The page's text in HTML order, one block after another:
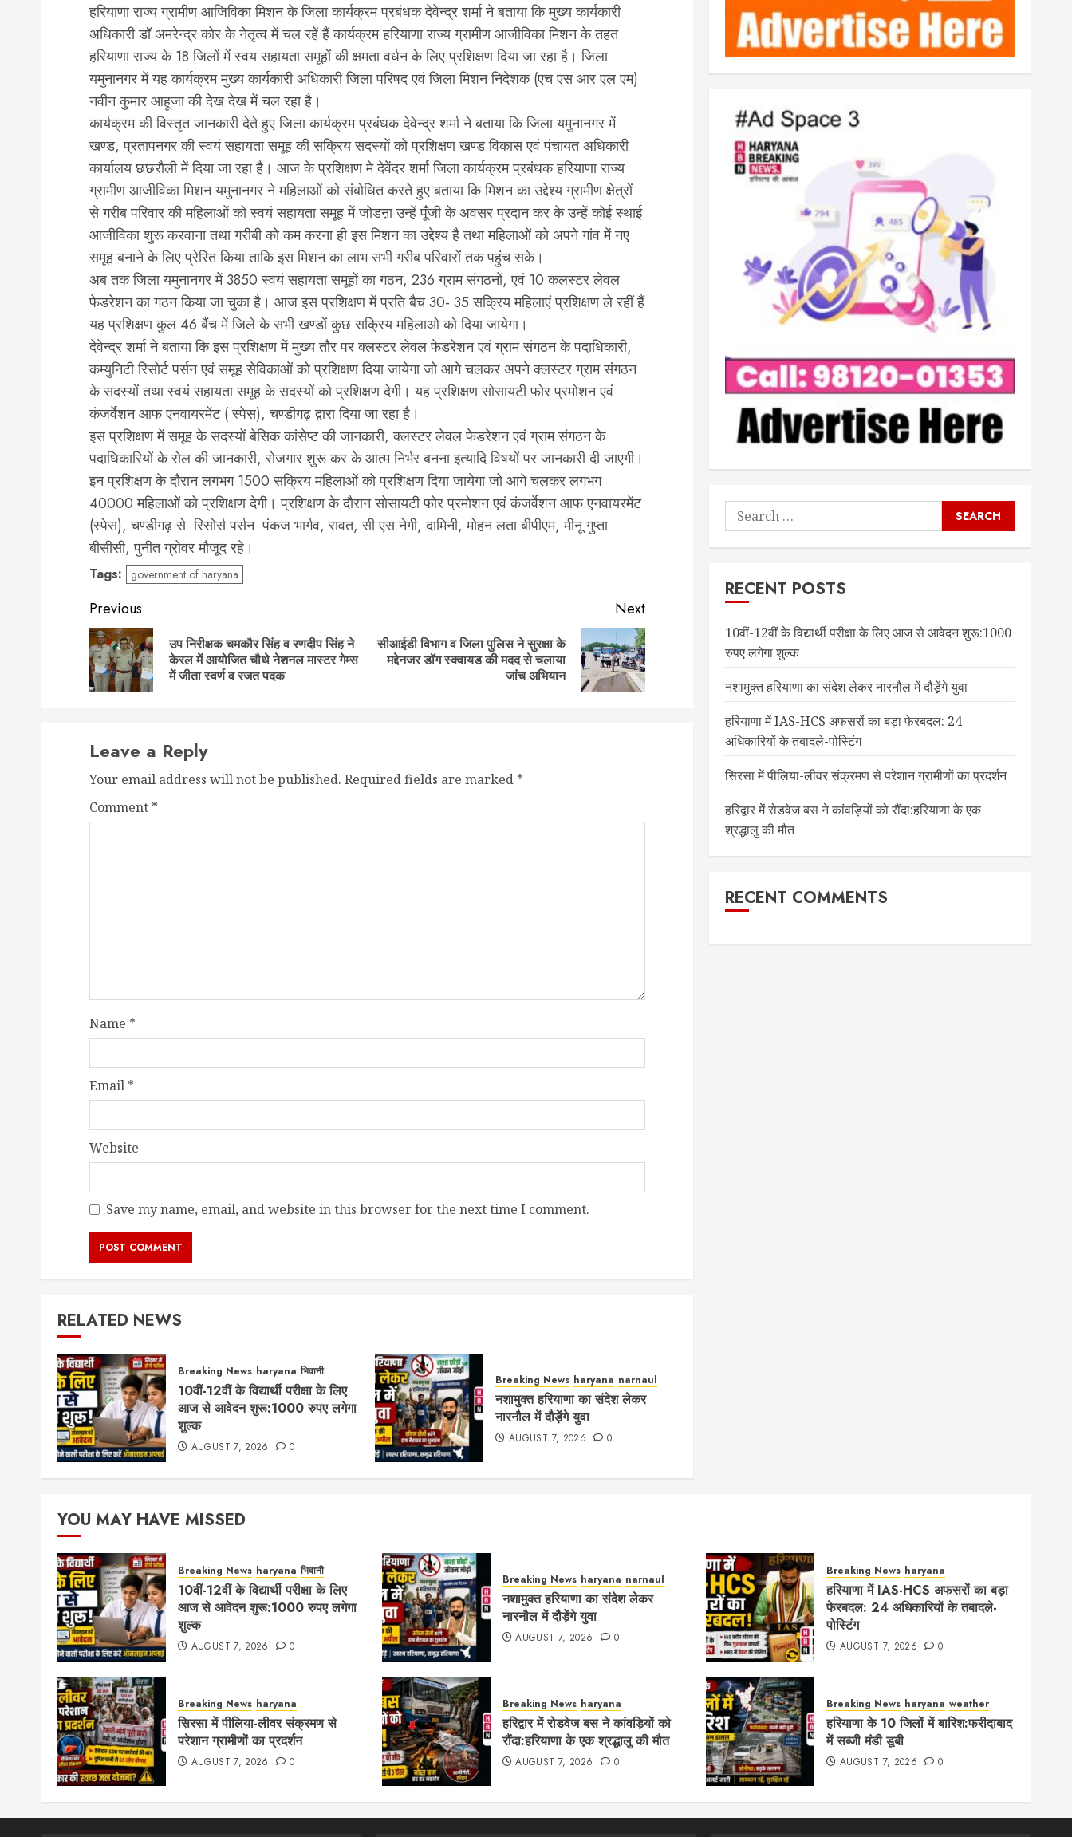
हरियाणा राज्य ग्रामीण आजिविका मिशन के जिला कार्यक्रम प्रबंधक देवेन्द्र शर्मा ने बताया कि मुख्य कार्यकारी
अधिकारी डॉ अमरेन्द्र कोर के नेतृत्व में चल रहें हैं कार्यक्रम हरियाणा राज्य ग्रामीण आजीविका मिशन के तहत
हरियाणा राज्य के 18 जिलों में स्वय सहायता समूहों की क्षमता वर्धन के लिए प्रशिक्षण दिया जा रहा है। जिला
यमुनानगर में यह कार्यक्रम मुख्य कार्यकारी अधिकारी जिला परिषद एवं जिला मिशन निदेशक (एच एस आर एल एम)
नवीन कुमार आहूजा की देख देख में चल रहा है।
कार्यक्रम की विस्तृत जानकारी देते हुए जिला कार्यक्रम प्रबंधक देवेन्द्र शर्मा ने बताया कि जिला यमुनानगर में
खण्ड, प्रतापनगर की स्वयं सहायता समूह की सक्रिय सदस्यों को प्रशिक्षण खण्ड विकास एवं पंचायत अधिकारी
कार्यालय छछरौली में दिया जा रहा है। आज के प्रशिक्षण मे देवेंदर शर्मा जिला कार्यक्रम प्रबंधक हरियाणा राज्य
ग्रामीण आजीविका मिशन यमुनानगर ने महिलाओं को संबोधित करते हुए बताया कि मिशन का उद्देश्य ग्रामीण क्षेत्रों
से गरीब परिवार की महिलाओं को स्वयं सहायता समूह में जोडऩा उन्हें पूँजी के अवसर प्रदान कर के उन्हें कोई स्थाई
आजीविका शुरू करवाना तथा गरीबी को कम करना ही इस मिशन का उद्देश्य है तथा महिलाओं को अपने गांव में नए
समूह बनाने के लिए प्रेरित किया ताकि इस मिशन का लाभ सभी गरीब परिवारों तक पहुंच सके।
अब तक जिला यमुनानगर में 3850 स्वयं सहायता समूहों का गठन, 236 ग्राम संगठनों, एवं 10 कलस्टर लेवल
फेडरेशन का गठन किया जा चुका है। आज इस प्रशिक्षण में प्रति बैच 30- 35 सक्रिय महिलाएं प्रशिक्षण ले रहीं हैं
यह प्रशिक्षण कुल 46 बैंच में जिले के सभी खण्डों कुछ सक्रिय महिलाओ को दिया जायेगा।
देवेन्द्र शर्मा ने बताया कि इस प्रशिक्षण में मुख्य तौर पर क्लस्टर लेवल फेडरेशन एवं ग्राम संगठन के पदाधिकारी,
कम्युनिटी रिसोर्ट पर्सन एवं समूह सेविकाओं को प्रशिक्षण दिया जायेगा जो आगे चलकर अपने क्लस्टर ग्राम संगठन
के सदस्यों तथा स्वयं सहायता समूह के सदस्यों को प्रशिक्षण देगी। यह प्रशिक्षण सोसायटी फोर प्रमोशन एवं
कंजर्वेशन आफ एनवायरमेंट ( स्पेस), चण्डीगढ़ द्वारा दिया जा रहा है।
इस प्रशिक्षण में समूह के सदस्यों बेसिक कांसेप्ट की जानकारी, क्लस्टर लेवल फेडरेशन एवं ग्राम संगठन के
पदाधिकारियों के रोल की जानकारी, रोजगार शुरू कर के आत्म निर्भर बनना इत्यादि विषयों पर जानकारी दी जाएगी।
इन प्रशिक्षण के दौरान लगभग 1500 सक्रिय महिलाओं को प्रशिक्षण दिया जायेगा जो आगे चलकर लगभग
40000 महिलाओं को प्रशिक्षण देगी। प्रशिक्षण के दौरान सोसायटी फोर प्रमोशन एवं कंजर्वेशन आफ एनवायरमेंट
(स्पेस), चण्डीगढ़ से रिसोर्स पर्सन पंकज भार्गव, रावत, सी एस नेगी, दामिनी, मोहन लता बीपीएम, मीनू गुप्ता
बीसीसी, पुनीत ग्रोवर मौजूद रहे।
Tags: government of haryana
Post
navigation
Previous
Previous
उप निरीक्षक चमकौर सिंह व रणदीप सिंह ने
केरल में आयोजित चौथे नेशनल मास्टर गेम्स
में जीता स्वर्ण व रजत पदक
Next
Next
सीआईडी विभाग व जिला पुलिस ने सुरक्षा के
मद्देनजर डॉग स्क्वायड की मदद से चलाया
जांच अभियान
Leave a Reply
Your email address will not be published. Required fields are marked *
Comment *
Name *
Email *
Website
Save my name, email, and website in this browser for the next time I comment.
RELATED NEWS
Breaking News haryana भिवानी
10वीं-12वीं के विद्यार्थी परीक्षा के लिए
आज से आवेदन शुरू:1000 रुपए लगेगा
शुल्क
AUGUST 7, 2026 0
Breaking News haryana narnaul
नशामुक्त हरियाणा का संदेश लेकर
नारनौल में दौड़ेंगे युवा
AUGUST 7, 2026 0
Search
for:
RECENT POSTS
10वीं-12वीं के विद्यार्थी परीक्षा के लिए आज से आवेदन शुरू:1000
रुपए लगेगा शुल्क
नशामुक्त हरियाणा का संदेश लेकर नारनौल में दौड़ेंगे युवा
हरियाणा में IAS-HCS अफसरों का बड़ा फेरबदल: 24
अधिकारियों के तबादले-पोस्टिंग
सिरसा में पीलिया-लीवर संक्रमण से परेशान ग्रामीणों का प्रदर्शन
हरिद्वार में रोडवेज बस ने कांवड़ियों को रौंदा:हरियाणा के एक
श्रद्धालु की मौत
RECENT COMMENTS
YOU MAY HAVE MISSED
Breaking News haryana भिवानी
10वीं-12वीं के विद्यार्थी परीक्षा के लिए
आज से आवेदन शुरू:1000 रुपए लगेगा
शुल्क
AUGUST 7, 2026 0
Breaking News haryana narnaul
नशामुक्त हरियाणा का संदेश लेकर
नारनौल में दौड़ेंगे युवा
AUGUST 7, 2026 0
Breaking News haryana
हरियाणा में IAS-HCS अफसरों का बड़ा
फेरबदल: 24 अधिकारियों के तबादले-
पोस्टिंग
AUGUST 7, 2026 0
Breaking News haryana
सिरसा में पीलिया-लीवर संक्रमण से
परेशान ग्रामीणों का प्रदर्शन
AUGUST 7, 2026 0
Breaking News haryana
हरिद्वार में रोडवेज बस ने कांवड़ियों को
रौंदा:हरियाणा के एक श्रद्धालु की मौत
AUGUST 7, 2026 0
Breaking News haryana weather
हरियाणा के 10 जिलों में बारिश:फरीदाबाद
में सब्जी मंडी डूबी
AUGUST 7, 2026 0